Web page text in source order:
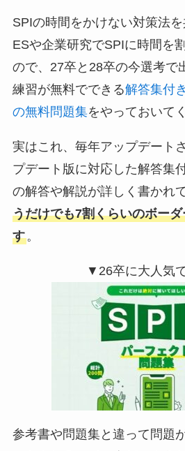
SPIの時間をかけない対策法を
ESや企業研究でSPIに時間を
ので、27卒と28卒の今選考で
練習が無料でできる解答集付
の無料問題集をやっておいて
実はこれ、毎年アップデート
プデート版に対応した解答集
の解答や解説が詳しく書かれ
うだけでも7割くらいのボー
す。
▼26卒に大人気
参考書や問題集と違って問題